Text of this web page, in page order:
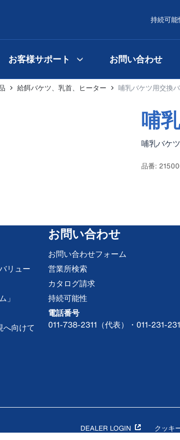
持続可能
お客様サポート お問い合わせ
給餌バケツ、乳首、ヒーター 哺乳バケツ用交換
哺
哺乳バケ
品番:
リュー
」
へ向けて
お問い合わせ
お問い合わせフォーム
営業所検索
カタログ請求
持続可能性
電話番号
011-738-2311（代表）・011-231-
DEALER LOGIN クッキ